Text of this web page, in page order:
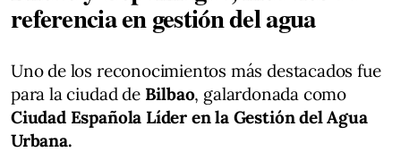
referencia en gestión del agua
Uno de los reconocimientos más destacados fue
para la ciudad de Bilbao, galardonada como
Ciudad Española Líder en la Gestión del Agua
Urbana.